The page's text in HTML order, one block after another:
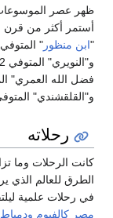
ظهر عصر الموسوعات
أستمر أكثر من
"ابن منظور " المتوفي 711 هـ، 1311م، صاحب كتاب "
و"القلقشندي" المتوفي 821هـ، 1418م، صاحب "صبـح
رحلاته
كانت الرحلات وما
الطرق للعالم الذي
في رحلات علمية
مصر كالفيوم ودمياط